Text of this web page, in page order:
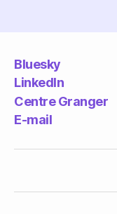
Bluesky
LinkedIn
Centre Granger
E-mail